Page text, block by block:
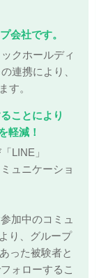
会社です。
クホールディ
連携により、
す。
ことにより
軽減！
LINE」
ュニケーショ
加中のコミュ
り、グループ
った被験者と
ォローするこ